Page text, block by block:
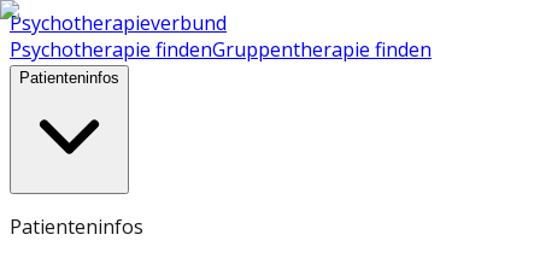
Psychotherapieverbund
Psychotherapie findenGruppentherapie finden
Patienteninfos
Patienteninfos